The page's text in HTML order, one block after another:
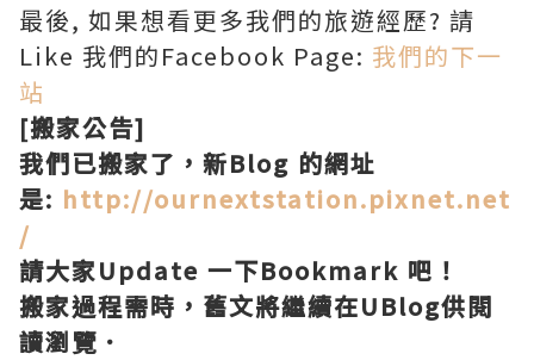
最後, 如果想看更多我們的旅遊經歷? 請
Like 我們的Facebook Page: 我們的下一
站
[搬家公告]
我們已搬家了，新Blog 的網址
是: http://ournextstation.pixnet.net
/
請大家Update 一下Bookmark 吧！
搬家過程需時，舊文將繼續在UBlog供閱
讀瀏覽．